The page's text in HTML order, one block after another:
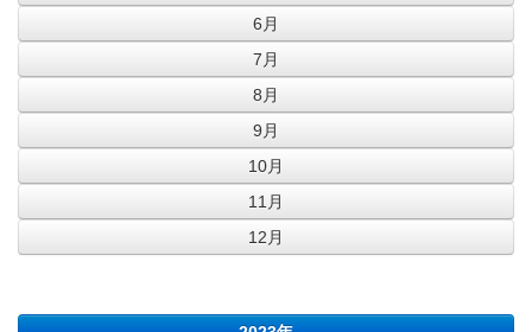
6月
7月
8月
9月
10月
11月
12月